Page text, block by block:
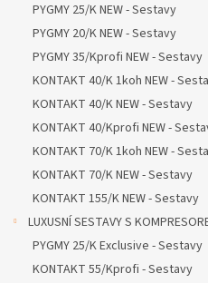
PYGMY 25/K NEW - Sestavy
PYGMY 20/K NEW - Sestavy
PYGMY 35/Kprofi NEW - Sestavy
KONTAKT 40/K 1koh NEW -
KONTAKT 40/K NEW - Sestavy
KONTAKT 40/Kprofi NEW -
KONTAKT 70/K 1koh NEW -
KONTAKT 70/K NEW - Sestavy
KONTAKT 155/K NEW - Sestavy
LUXUSNÍ SESTAVY S
PYGMY 25/K Exclusive - Sestavy
KONTAKT 55/Kprofi - Sestavy